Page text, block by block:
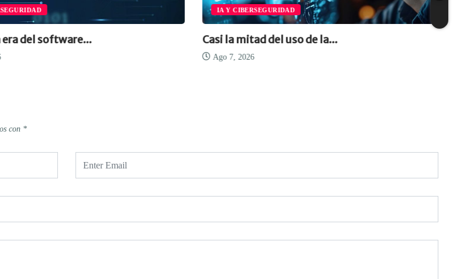
era del software...
IA Y CIBERSEGURIDAD
Casi la mitad del uso de la...
Ago 7, 2026
con *